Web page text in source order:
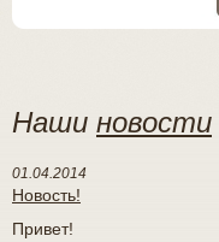
Наши новости
01.04.2014
Новость!
Привет!